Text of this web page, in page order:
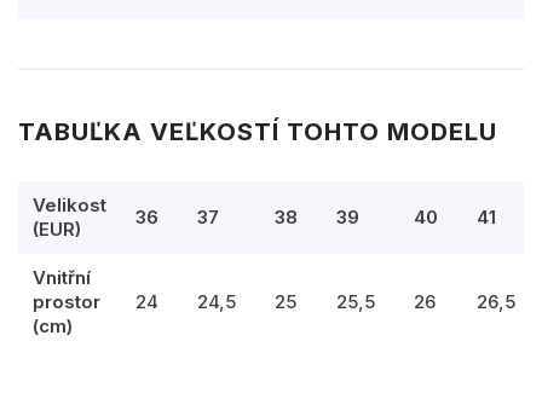
TABUĽKA VEĽKOSTÍ TOHTO MODELU
Velikost
(EUR)
36 37 38 39 40 41
Vnitřní
prostor
(cm)
24 24,5 25 25,5 26 26,5